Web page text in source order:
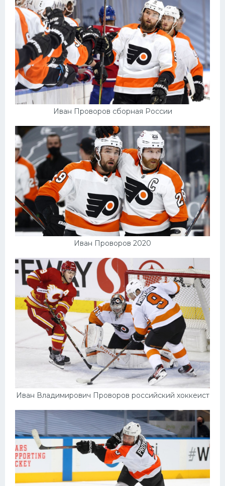
Иван Проворов сборная России
Иван Проворов 2020
Иван Владимирович Проворов российский хоккеист